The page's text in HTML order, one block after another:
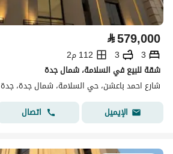
⃁579,000
3
3
112 م2
شقة للبيع في السلامة، شمال جدة
شارع احمد باعشن، حي السلامة، شمال جدة، جدة
الإيميل
اتصال